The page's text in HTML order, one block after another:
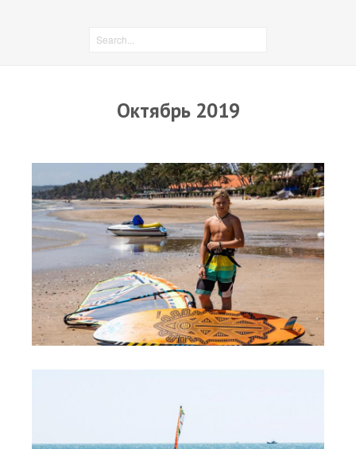
RRD Russian Cup
Новости
Медиа
Фото
Видео
Места катания
Наши станции
Ветратория.Дахаб
Ветратория.Вьетнам
Октябрь 2019